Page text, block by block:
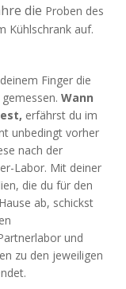
die Proben des
Kühlschrank auf.
Finger die
gemessen.Wann
erfährst du im
unbedingt vorher
nach der
Labor. Mit deiner
die du für den
ab, schickst
und
zu den jeweiligen